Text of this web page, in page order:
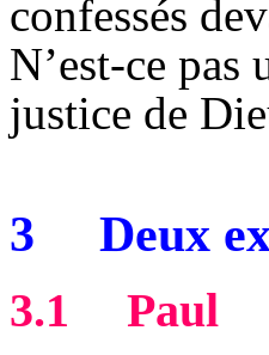
confessés
N’est-ce pas
justice de
3 Deux
3.1 Paul